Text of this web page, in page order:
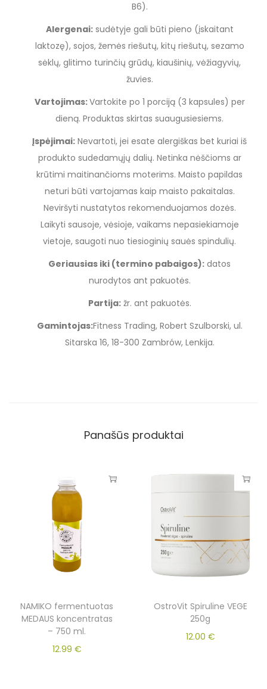
B6).
Alergenai:sudėtyje gali būti pieno (įskaitant
laktozę), sojos, žemės riešutų, kitų riešutų, sezamo
sėklų, glitimo turinčių grūdų, kiaušinių, vėžiagyvių,
žuvies.
Vartojimas:Vartokite po 1 porciją (3 kapsules) per
dieną. Produktas skirtas suaugusiesiems.
Įspėjimai: Nevartoti, jei esate alergiškas bet kuriai iš
produkto sudedamųjų dalių. Netinka nėščioms ar
krūtimi maitinančioms moterims. Maisto papildas
neturi būti vartojamas kaip maisto pakaitalas.
Neviršyti nustatytos rekomenduojamos dozės.
Laikyti sausoje, vėsioje, vaikams nepasiekiamoje
vietoje, saugoti nuo tiesioginių sauės spindulių.
Geriausias iki (termino pabaigos): datos
nurodytos ant pakuotės.
Partija:žr. ant pakuotės.
Gamintojas:Fitness Trading, Robert Szulborski, ul.
Sitarska 16, 18-300 Zambrów, Lenkija.
Panašūs produktai
NAMIKO fermentuotas
MEDAUS koncentratas
– 750 ml.
12.99 €
OstroVit Spiruline VEGE
250g
12.00 €